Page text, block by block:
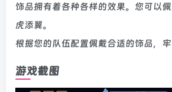
饰品拥有着各种各样的效果。您可以
虎添翼。
根据您的队伍配置佩戴合适的饰品，牢
游戏截图